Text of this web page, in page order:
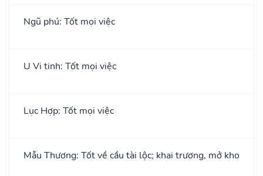
Ngũ phú: Tốt mọi việc
U Vi tinh: Tốt mọi việc
Lục Hợp: Tốt mọi việc
Mẫu Thương: Tốt về cầu tài lộc; khai trương, mở kho